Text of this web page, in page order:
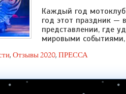
Каждый год
год этот праздник —
представлении, где
мировыми
, Отзывы 2020, ПРЕССА